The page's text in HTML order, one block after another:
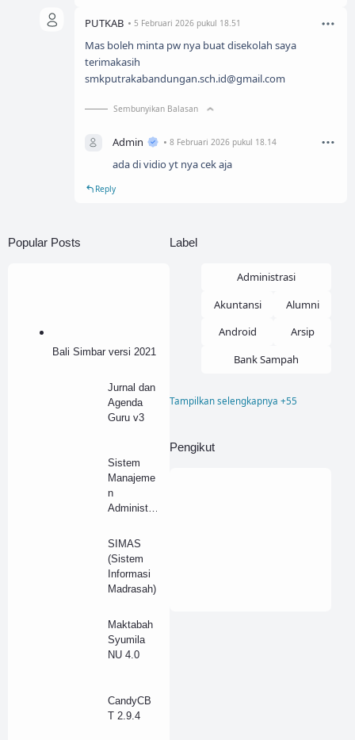
PUTKAB 5 Februari 2026 pukul 18.51
Mas boleh minta pw nya buat disekolah saya
terimakasih
smkputrakabandungan.sch.id@gmail.com
Sembunyikan Balasan
Admin 8 Februari 2026 pukul 18.14
ada di vidio yt nya cek aja
Reply
Popular Posts
Bali Simbar versi 2021
Jurnal dan
Agenda
Guru v3
Sistem
Manajeme
n
Administr
Sekolah
Laravel
SIMAS
(Sistem
Informasi
Madrasah)
Maktabah
Syumila
NU 4.0
CandyCB
T 2.9.4
Label
Administrasi
Akuntansi
Alumni
Android
Arsip
Bank Sampah
Blogger
Tampilkan selengkapnya +55
Pengikut